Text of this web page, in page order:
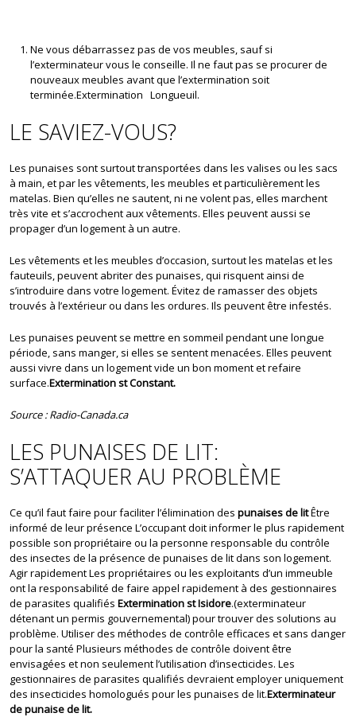
Ne vous débarrassez pas de vos meubles, sauf si
l’exterminateur vous le conseille. Il ne faut pas se procurer de
nouveaux meubles avant que l’extermination soit
terminée.Extermination Longueuil.
LE SAVIEZ-VOUS?
Les punaises sont surtout transportées dans les valises ou les sacs
à main, et par les vêtements, les meubles et particulièrement les
matelas. Bien qu’elles ne sautent, ni ne volent pas, elles marchent
très vite et s’accrochent aux vêtements. Elles peuvent aussi se
propager d’un logement à un autre.
Les vêtements et les meubles d’occasion, surtout les matelas et les
fauteuils, peuvent abriter des punaises, qui risquent ainsi de
s’introduire dans votre logement. Évitez de ramasser des objets
trouvés à l’extérieur ou dans les ordures. Ils peuvent être infestés.
Les punaises peuvent se mettre en sommeil pendant une longue
période, sans manger, si elles se sentent menacées. Elles peuvent
aussi vivre dans un logement vide un bon moment et refaire
surface.Extermination st Constant.
Source : Radio-Canada.ca
LES PUNAISES DE LIT:
S’ATTAQUER AU PROBLÈME
Ce qu’il faut faire pour faciliter l’élimination des punaises de litÊtre
informé de leur présence L’occupant doit informer le plus rapidement
possible son propriétaire ou la personne responsable du contrôle
des insectes de la présence de punaises de lit dans son logement.
Agir rapidement Les propriétaires ou les exploitants d’un immeuble
ont la responsabilité de faire appel rapidement à des gestionnaires
de parasites qualifiésExtermination st Isidore.(exterminateur
détenant un permis gouvernemental) pour trouver des solutions au
problème. Utiliser des méthodes de contrôle efficaces et sans danger
pour la santé Plusieurs méthodes de contrôle doivent être
envisagées et non seulement l’utilisation d’insecticides. Les
gestionnaires de parasites qualifiés devraient employer uniquement
des insecticides homologués pour les punaises de lit.Exterminateur
de punaise de lit.